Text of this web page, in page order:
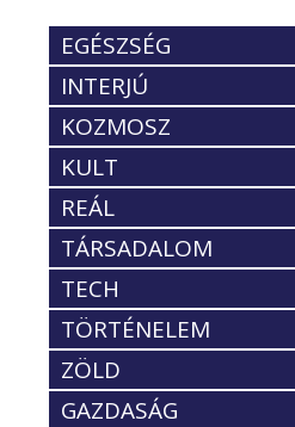
EGÉSZSÉG
INTERJÚ
KOZMOSZ
KULT
REÁL
TÁRSADALOM
TECH
TÖRTÉNELEM
ZÖLD
GAZDASÁG